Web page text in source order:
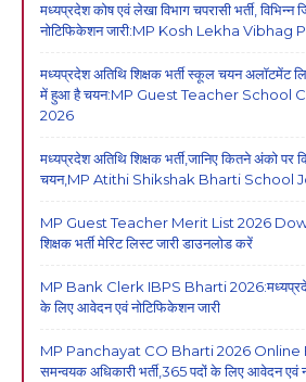
मध्यप्रदेश कोष एवं लेखा विभाग चपरासी भर्ती,
नोटिफिकेशन जारी:MP Kosh Lekha
मध्यप्रदेश अतिथि शिक्षक भर्ती स्कूल चयन अलॉटमेंट
में हुआ है चयन:MP Guest Teacher School
2026
मध्यप्रदेश अतिथि शिक्षक भर्ती,जानिए कितने अंको
चयन,MP Atithi Shikshak Bharti School
MP Guest Teacher Merit List 2026
शिक्षक भर्ती मेरिट लिस्ट जारी डाउनलोड करें
MP Bank Clerk IBPS Bharti 2026:मध्यप्रदेश
के लिए आवेदन एवं नोटिफिकेशन जारी
MP Panchayat CO Bharti 2026 Online
समन्वयक अधिकारी भर्ती,365 पदों के लिए आवेदन एवं